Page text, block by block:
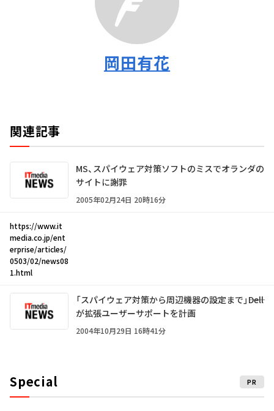
岡田有花
関連記事
MS、スパイウェア対策ソフトのミスでオランダの
サイトに謝罪
2005年02月24日 20時16分
https://www.it
media.co.jp/ent
erprise/articles/
0503/02/news08
1.html
「スパイウェア対策から周辺機器の設定まで」――Dell
が拡張ユーザーサポートを計画
2004年10月29日 16時41分
Special PR